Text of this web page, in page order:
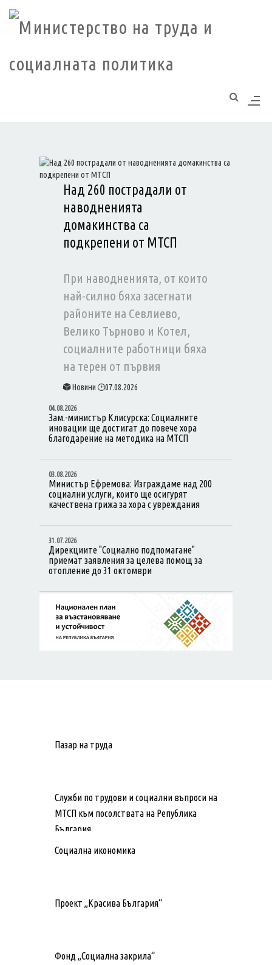
внимание:
достъпност.
Над 260 пострадали от
наводненията
домакинства са
подкрепени от МТСП
При наводненията, от които
най-силно бяха засегнати
районите на Севлиево,
Велико Търново и Котел,
социалните работници бяха
на терен от първия
възможен момент. Те
посетиха домовете на
хората, пострадали от
наводненията, и ги
възможностите за подкрепа.
Новини 07.08.2026
04.08.2026
Зам.-министър Клисурска: Социалните
иновации ще достигат до повече хора
благодарение на методика на МТСП
03.08.2026
Министър Ефремова: Изграждаме над 200
социални услуги, които ще осигурят
качествена грижа за хора с увреждания
31.07.2026
Дирекциите "Социално подпомагане"
приемат заявления за целева помощ за
отопление до 31 октомври
Пазар на труда
Служби по трудови и социални въпроси на
МТСП към посолствата на Република
България
Социална икономика
Проект „Красива България“
Фонд „Социална закрила“